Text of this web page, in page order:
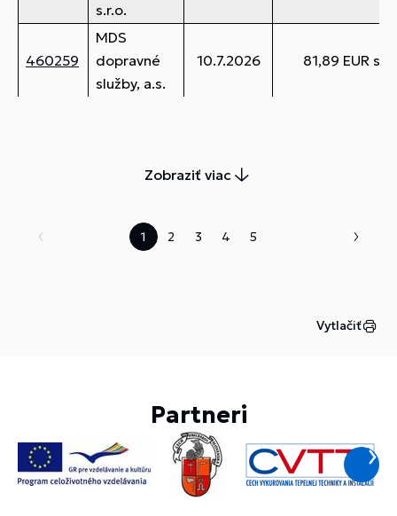
s.r.o.
460259
MDS
dopravné
služby, a.s.
10.7.2026 81,89 EUR s
Zobraziť viac
1 2 3 4 5
Vytlačiť
Partneri